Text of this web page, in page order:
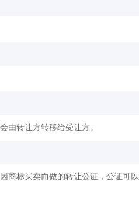
由转让方转移给受让方。
商标买卖而做的转让公证，公证可